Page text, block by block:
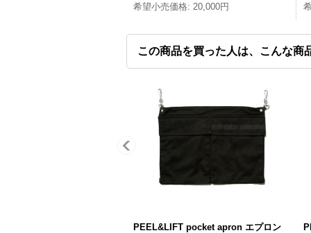
希望小売価格: 20,000円
この商品を買った人は、こんな商
PEEL&LIFT pocket apron エプロン